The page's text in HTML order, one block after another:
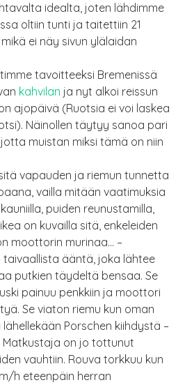
idealta, joten lähdimme
oltiin tunti ja taitettiin 21
ei näy sivun ylälaidan
tavoitteeksi Bremenissä
kahvilan ja nyt alkoi reissun
ajopäivä (Ruotsia ei voi laskea
Näinollen täytyy sanoa pari
muistan miksi tämä on niin
vapauden ja riemun tunnetta
vailla mitään vaatimuksia
puiden reunustamilla,
on kuvailla sitä, enkeleiden
moottorin murinaa… –
ääntä, joka lähtee
putkien täydeltä bensaa. Se
painuu penkkiin ja moottori
Se viaton riemu kun oman
Porschen kiihdystä –
Matkustaja on jo tottunut
vauhtiin. Rouva torkkuu kun
h eteenpäin herran